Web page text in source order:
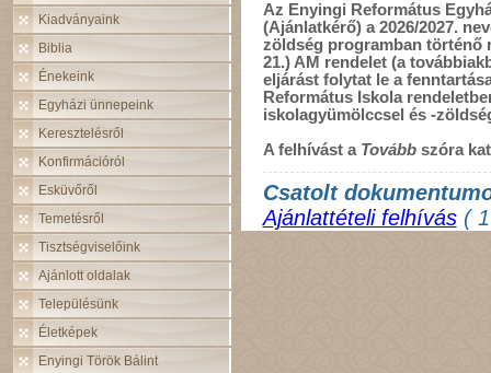
Kiadványaink
Biblia
Énekeink
Egyházi ünnepeink
Keresztelésről
Konfirmációról
Esküvőről
Temetésről
Tisztségviselőink
Ajánlott oldalak
Településünk
Életképek
Enyingi Török Bálint
Az Enyingi Református
(Ajánlatkérő) a 2026/2027.
zöldség programban történő
21.) AM rendelet (a
eljárást folytat le a
Református Iskola
iskolagyümölccsel és -
A felhívást a Tovább szóra
Csatolt
Ajánlattételi felhívás(